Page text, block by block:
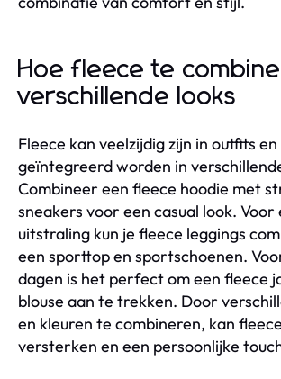
Hoe fleece te
verschillende looks
Fleece kan veelzijdig zijn in outfits
geïntegreerd worden in
Combineer een fleece hoodie met
sneakers voor een casual look.
uitstraling kun je fleece leggings
een sporttop en sportschoenen.
dagen is het perfect om een fleece
blouse aan te trekken. Door
en kleuren te combineren, kan
versterken en een persoonlijke